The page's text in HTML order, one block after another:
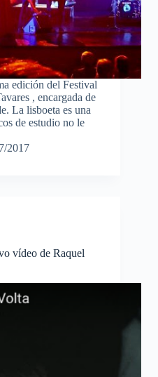
edición del Festival
, encargada de
La lisboeta es una
de estudio no le
2017
vídeo de Raquel